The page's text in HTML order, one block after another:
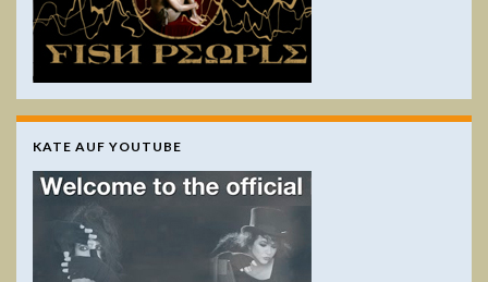
KATE AUF YOUTUBE